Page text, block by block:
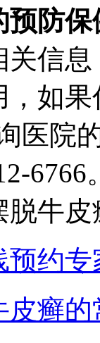
预防保
信
，如
医院
牛
预约专
皮癣